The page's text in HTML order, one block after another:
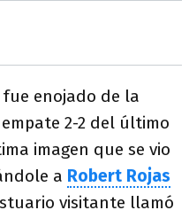
fue enojado de la
2-2 del último
imagen que se vio
a Robert Rojas
visitante llamó